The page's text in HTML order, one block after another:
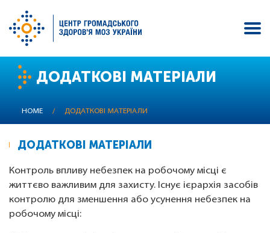
Skip
content
ДОДАТКОВІ МАТЕРІАЛИ
HOME / ДОДАТКОВІ МАТЕРІАЛИ
ДОДАТКОВІ МАТЕРІАЛИ
Контроль впливу небезпек на робочому місці є
життєво важливим для захисту. Існує ієрархія засобів
контролю для зменшення або усунення небезпек на
робочому місці: